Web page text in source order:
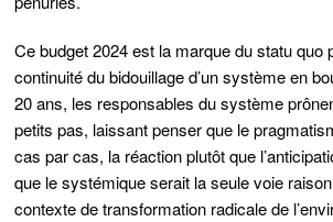
Ce budget 2024 est la marque du statu quo
continuité du bidouillage d’un système en
20 ans, les responsables du système
petits pas, laissant penser que le
cas par cas, la réaction plutôt que
que le systémique serait la seule voie
contexte de transformation radicale de